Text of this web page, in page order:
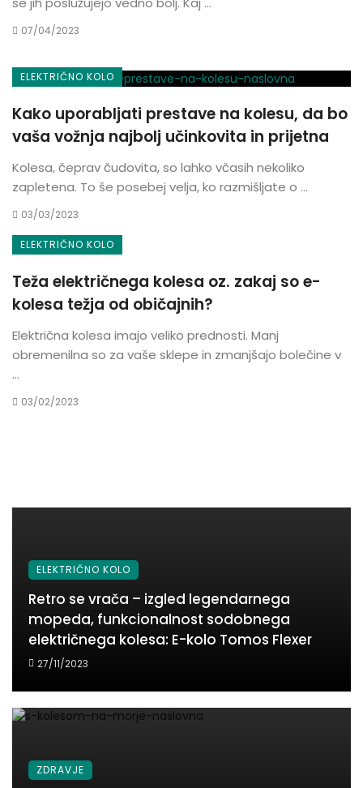
07/04/2023
ELEKTRIČNO KOLO
Kako uporabljati prestave na kolesu, da bo
vaša vožnja najbolj učinkovita in prijetna
Kolesa, čeprav čudovita, so lahko včasih nekoliko
zapletena. To še posebej velja, ko razmišljate o ...
03/03/2023
ELEKTRIČNO KOLO
Teža električnega kolesa oz. zakaj so e-
kolesa težja od običajnih?
Električna kolesa imajo veliko prednosti. Manj
obremenilna so za vaše sklepe in zmanjšajo bolečine v
...
03/02/2023
ELEKTRIČNO KOLO
Retro se vrača – izgled legendarnega
mopeda, funkcionalnost sodobnega
električnega kolesa: E-kolo Tomos Flexer
27/11/2023
ZDRAVJE